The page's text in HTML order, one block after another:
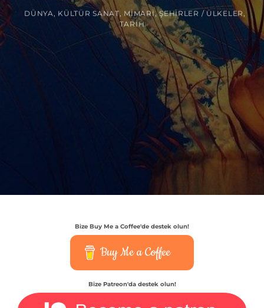
DÜNYA , KÜLTÜR SANAT, MIMARI ,ŞEHIRLER / ÜLKELER
TARIH
Bize Buy Me a Coffee'de destek olun!
Buy Me a Coffee
Bize Patreon'da destek olun!